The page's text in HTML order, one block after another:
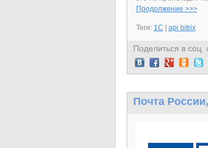
Продолжение >>>
Теги: 1C api bitrix
Поделиться в соц.
Почта